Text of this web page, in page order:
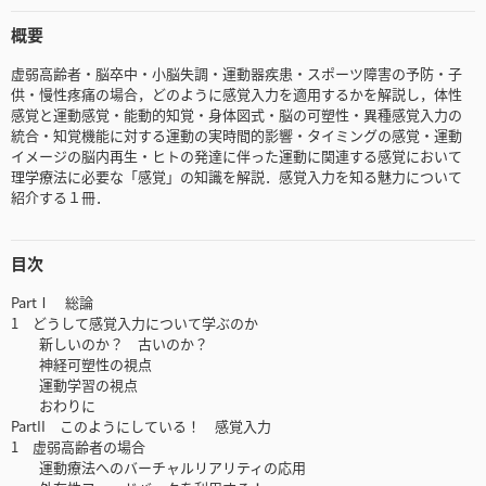
概要
虚弱高齢者・脳卒中・小脳失調・運動器疾患・スポーツ障害の予防・子
供・慢性疼痛の場合，どのように感覚入力を適用するかを解説し，体性
感覚と運動感覚・能動的知覚・身体図式・脳の可塑性・異種感覚入力の
統合・知覚機能に対する運動の実時間的影響・タイミングの感覚・運動
イメージの脳内再生・ヒトの発達に伴った運動に関連する感覚において
理学療法に必要な「感覚」の知識を解説．感覚入力を知る魅力について
紹介する１冊．
目次
PartⅠ 総論
1 どうして感覚入力について学ぶのか
新しいのか？ 古いのか？
神経可塑性の視点
運動学習の視点
おわりに
PartII このようにしている！ 感覚入力
1 虚弱高齢者の場合
運動療法へのバーチャルリアリティの応用